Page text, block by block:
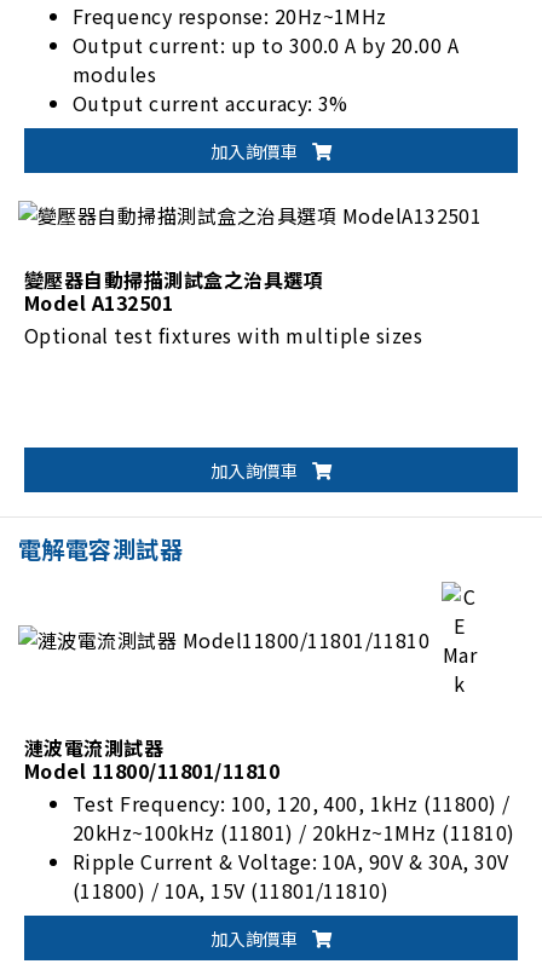
Frequency response: 20Hz~1MHz
Output current: up to 300.0 A by 20.00 A
modules
Output current accuracy: 3%
Windows based software for curve analysis
加入詢價車
變壓器自動掃描測試盒之治具選項
Model A132501
Optional test fixtures with multiple sizes
加入詢價車
電解電容測試器
漣波電流測試器
Model 11800/11801/11810
Test Frequency: 100, 120, 400, 1kHz (11800) /
20kHz~100kHz (11801) / 20kHz~1MHz (11810)
Ripple Current & Voltage: 10A, 90V & 30A, 30V
(11800) / 10A, 15V (11801/11810)
DC voltage: 0-650V (11800) / 0-500V
(11801/11810)加入詢價車